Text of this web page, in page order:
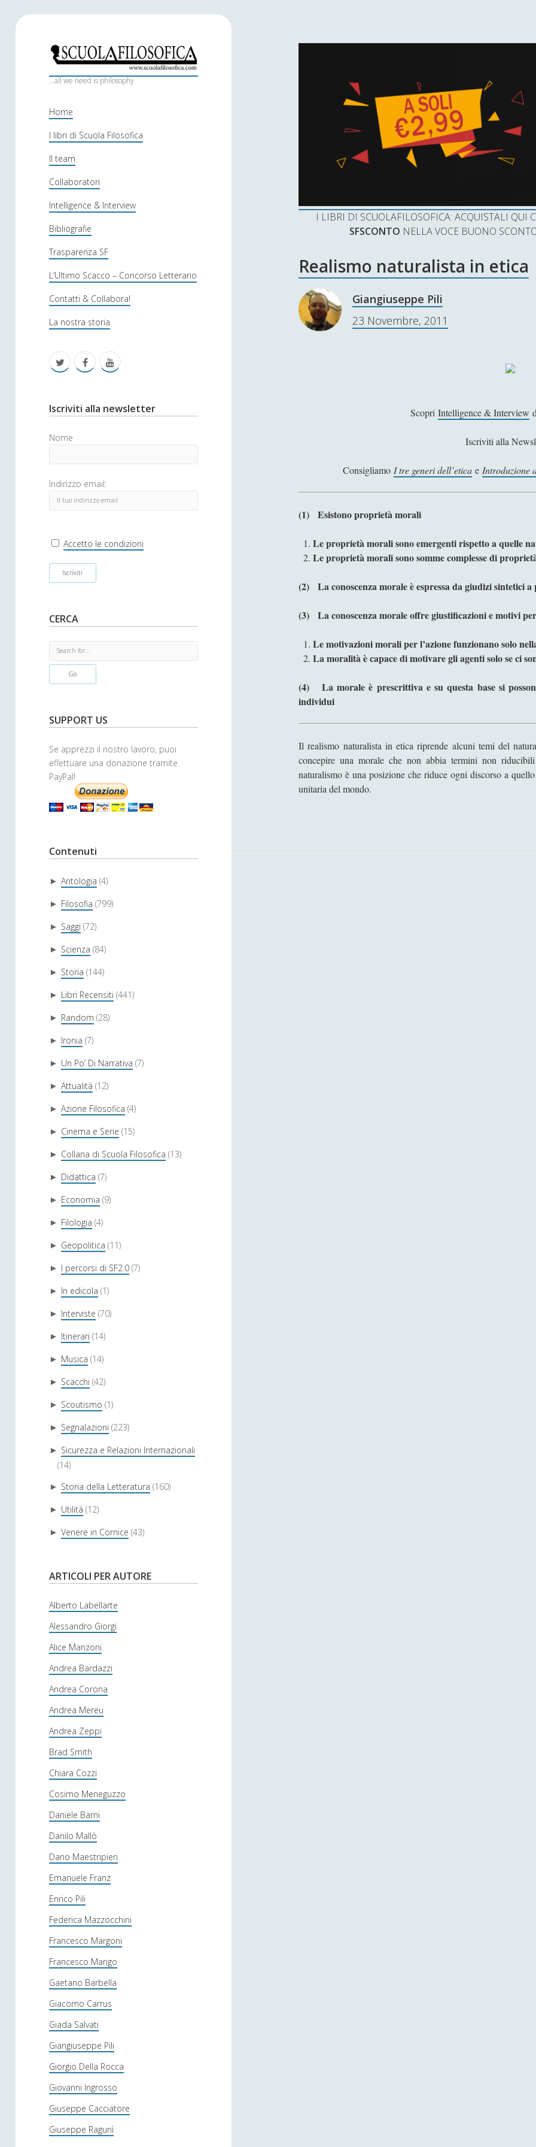
S
c
o
l
a
f
i
l
o
s
o
f
c
...all we need is philosophy
Home
I libri di Scuola Filosofica
Il team
Collaboratori
Intelligence & Interview
Bibliografie
Trasparenza SF
L’Ultimo Scacco – Concorso Letterario
Contatti & Collabora!
La nostra storia
i
t
r
f
c
b
o
k
u
u
e
S
i
e
b
r
Iscriviti alla newsletter
Nome
Indirizzo email:
Accetto le condizioni
CERCA
e
h
SUPPORT US
Se apprezzi il nostro lavoro, puoi
effettuare una donazione tramite
PayPal!
Contenuti
► Antologia (4)
► Filosofia (799)
► Saggi (72)
► Scienza (84)
► Storia (144)
► Libri Recensiti (441)
► Random (28)
► Ironia (7)
► Un Po’ Di Narrativa (7)
► Attualità (12)
► Azione Filosofica (4)
► Cinema e Serie (15)
► Collana di Scuola Filosofica (13)
► Didattica (7)
► Economia (9)
► Filologia (4)
► Geopolitica (11)
► I percorsi di SF2.0 (7)
► In edicola (1)
► Interviste (70)
► Itinerari (14)
► Musica (14)
► Scacchi (42)
► Scoutismo (1)
► Segnalazioni (223)
► Sicurezza e Relazioni Internazionali
(14)
► Storia della Letteratura (160)
► Utilità (12)
► Venere in Cornice (43)
ARTICOLI PER AUTORE
Alberto Labellarte
Alessandro Giorgi
Alice Manzoni
Andrea Bardazzi
Andrea Corona
Andrea Mereu
Andrea Zeppi
Brad Smith
Chiara Cozzi
Cosimo Meneguzzo
Daniele Barni
Danilo Mallò
Dario Maestripieri
Emanuele Franz
Enrico Pili
Federica Mazzocchini
Francesco Margoni
Francesco Marigo
Gaetano Barbella
Giacomo Carrus
Giada Salvati
Giangiuseppe Pili
Giorgio Della Rocca
Giovanni Ingrosso
Giuseppe Cacciatore
Giuseppe Ragunì
I LIBRI DI SCUOLAFILOSOFICA: ACQUISTALI
SFSCONTO NELLA VOCE BUONO
Realismo naturalista in etica
Giangiuseppe Pili
23 Novembre, 2011
Scopri Intelligence & Interview
Iscriviti alla
Consigliamo I tre generi dell’etica e Introduzione
(1)Esistono proprietà morali
Le proprietà morali sono emergenti rispetto a quelle
Le proprietà morali sono somme complesse di
(2)La conoscenza morale è espressa da giudizi sintetici
(3)La conoscenza morale offre giustificazioni e motivi
Le motivazioni morali per l’azione funzionano solo
La moralità è capace di motivare gli agenti solo se ci
(4) La morale è prescrittiva e su questa base si
individui
Il realismo naturalista in etica riprende alcuni temi del
concepire una morale che non abbia termini non
naturalismo è una posizione che riduce ogni discorso a
unitaria del mondo.